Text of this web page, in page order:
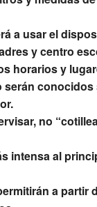
a usar el
y centro
horarios y
no
intensa al
a partir